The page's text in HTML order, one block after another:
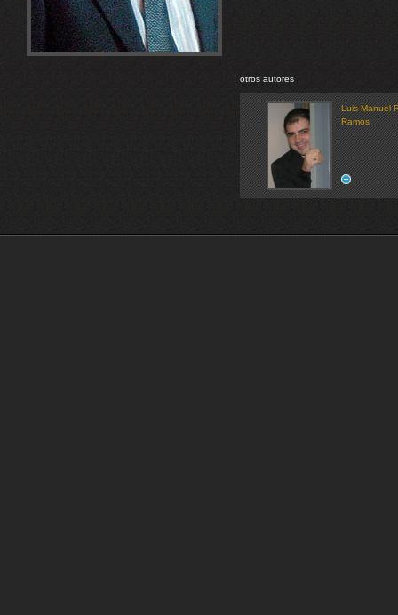
otros autores
Luis Manuel
Ramos